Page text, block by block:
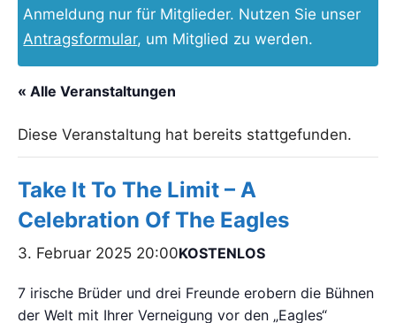
Anmeldung nur für Mitglieder. Nutzen Sie unser
Antragsformular, um Mitglied zu werden.
« Alle Veranstaltungen
Diese Veranstaltung hat bereits stattgefunden.
Take It To The Limit – A
Celebration Of The Eagles
3. Februar 2025 20:00KOSTENLOS
7 irische Brüder und drei Freunde erobern die Bühnen
der Welt mit Ihrer Verneigung vor den „Eagles“